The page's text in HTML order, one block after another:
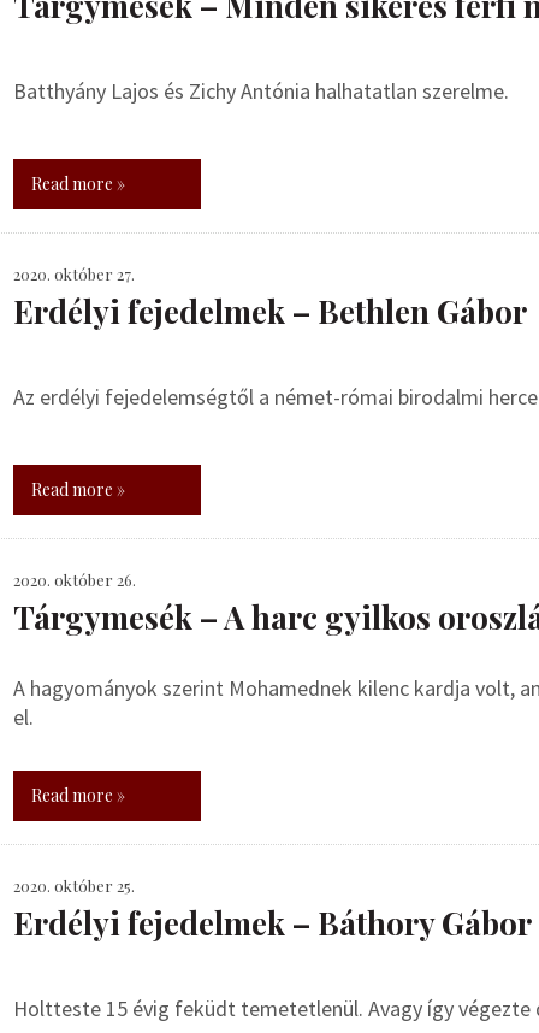
Batthyány Lajos és Zichy Antónia halhatatlan szerelme.
Read more »
2020. október 27.
Erdélyi fejedelmek – Bethlen Gábor
Az erdélyi fejedelemségtől a német-római birodalmi
Read more »
2020. október 26.
Tárgymesék – A harc gyilkos
A hagyományok szerint Mohamednek kilenc kardja volt,
el.
Read more »
2020. október 25.
Erdélyi fejedelmek – Báthory Gábor
Holtteste 15 évig feküdt temetetlenül. Avagy így végezte